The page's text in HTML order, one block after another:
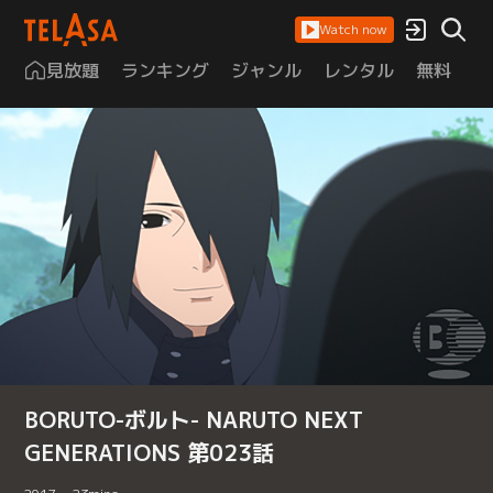
Watch now
見放題 ランキング ジャンル レンタル 無料
BORUTO-ボルト- NARUTO NEXT
GENERATIONS 第023話